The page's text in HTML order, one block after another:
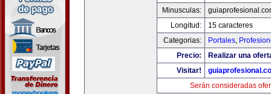
Minusculas:
Longitud:
15 caracteres
Categorias:
Portales,
Precio:
Realizar una
Visitar!
Serán consideradas